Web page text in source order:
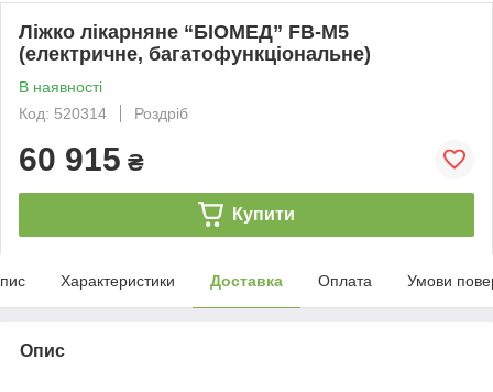
Ліжко лікарняне “БІОМЕД” FB-M5
(електричне, багатофункціональне)
В наявності
Код: 520314
Роздріб
60 915 ₴
Купити
Характеристики Доставка Оплата Умови
Опис